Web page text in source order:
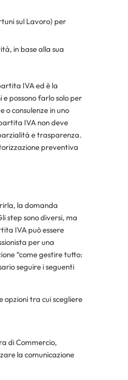
sul Lavoro) per
in base alla sua
IVA ed è la
possono farlo solo per
consulenze in uno
IVA non deve
e trasparenza.
preventiva
la domanda
step sono diversi, ma
IVA può essere
per una
“come gestire tutto:
seguire i seguenti
opzioni tra cui scegliere
di Commercio,
la comunicazione